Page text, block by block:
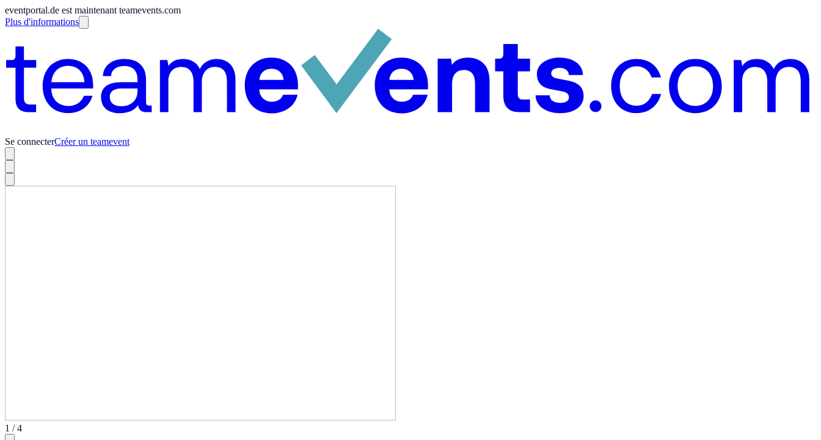
eventportal.de est maintenant teamevents.com
Plus d'informations
Se connecterCréer un teamevent
1 / 4